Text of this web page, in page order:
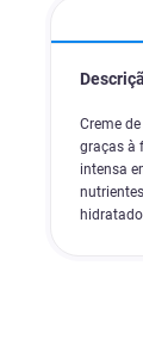
Creme
graças à
intensa